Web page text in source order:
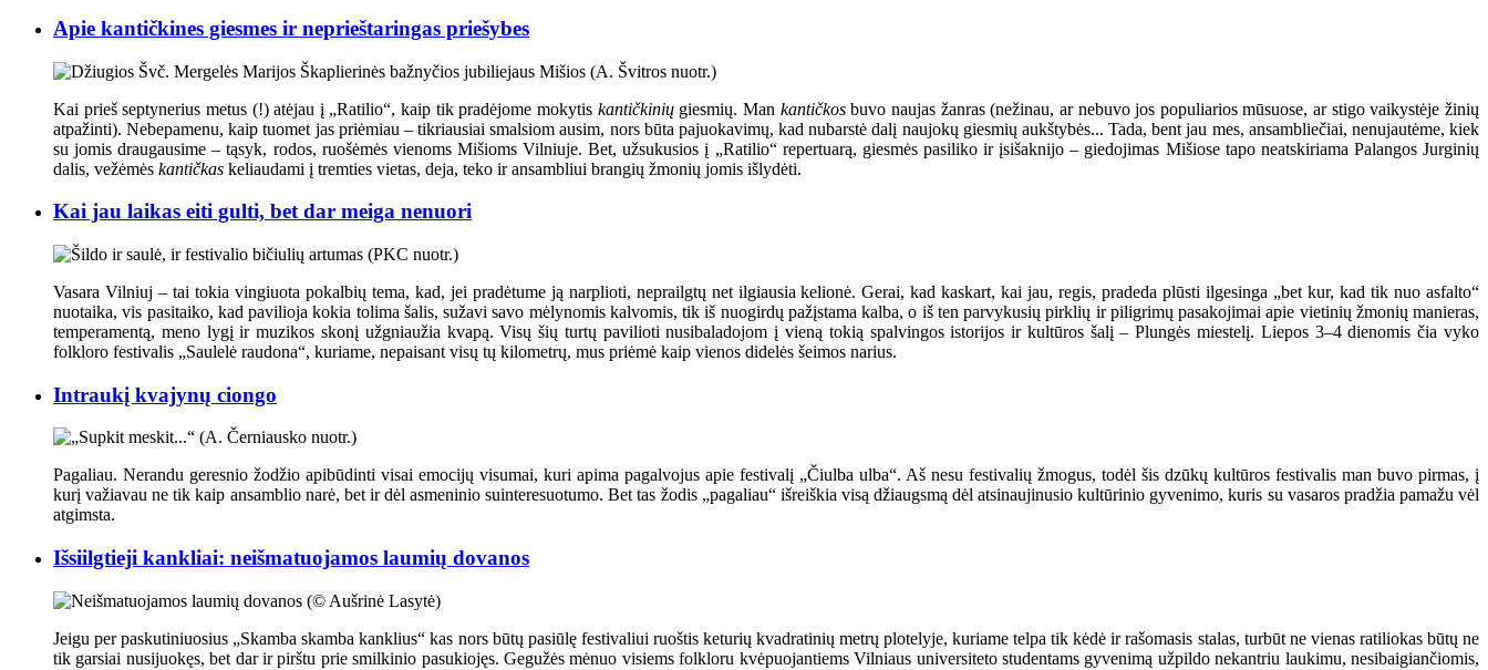
Apie kantičkines giesmes ir neprieštaringas priešybes
Kai prieš septynerius metus (!) atėjau į „Ratilio“, kaip tik pradėjome mokytis kantičkiniųgiesmių. Man kantičkosbuvo naujas žanras (nežinau, ar nebuvo jos populiarios mūsuose, ar stigo vaikystėje žinių
atpažinti). Nebepamenu, kaip tuomet jas priėmiau – tikriausiai smalsiom ausim, nors būta pajuokavimų, kad nubarstė dalį naujokų giesmių aukštybės... Tada, bent jau mes, ansambliečiai, nenujautėme, kiek
su jomis draugausime – tąsyk, rodos, ruošėmės vienoms Mišioms Vilniuje. Bet, užsukusios į „Ratilio“ repertuarą, giesmės pasiliko ir įsišaknijo – giedojimas Mišiose tapo neatskiriama Palangos Jurginių
dalis, vežėmės kantičkas keliaudami į tremties vietas, deja, teko ir ansambliui brangių žmonių jomis išlydėti.
Kai jau laikas eiti gulti, bet dar meiga nenuori
Vasara Vilniuj – tai tokia vingiuota pokalbių tema, kad, jei pradėtume ją narplioti, neprailgtų net ilgiausia kelionė. Gerai, kad kaskart, kai jau, regis, pradeda plūsti ilgesinga „bet kur, kad tik nuo asfalto“
nuotaika, vis pasitaiko, kad pavilioja kokia tolima šalis, sužavi savo mėlynomis kalvomis, tik iš nuogirdų pažįstama kalba, o iš ten parvykusių pirklių ir piligrimų pasakojimai apie vietinių žmonių manieras,
temperamentą, meno lygį ir muzikos skonį užgniaužia kvapą. Visų šių turtų pavilioti nusibaladojom į vieną tokią spalvingos istorijos ir kultūros šalį – Plungės miestelį. Liepos 3–4 dienomis čia vyko
folkloro festivalis „Saulelė raudona“, kuriame, nepaisant visų tų kilometrų, mus priėmė kaip vienos didelės šeimos narius.
Intraukį kvajynų ciongo
Pagaliau. Nerandu geresnio žodžio apibūdinti visai emocijų visumai, kuri apima pagalvojus apie festivalį „Čiulba ulba“. Aš nesu festivalių žmogus, todėl šis dzūkų kultūros festivalis man buvo pirmas, į
kurį važiavau ne tik kaip ansamblio narė, bet ir dėl asmeninio suinteresuotumo. Bet tas žodis „pagaliau“ išreiškia visą džiaugsmą dėl atsinaujinusio kultūrinio gyvenimo, kuris su vasaros pradžia pamažu vėl
atgimsta.
Išsiilgtieji kankliai: neišmatuojamos laumių dovanos
Jeigu per paskutiniuosius „Skamba skamba kanklius“ kas nors būtų pasiūlę festivaliui ruoštis keturių kvadratinių metrų plotelyje, kuriame telpa tik kėdė ir rašomasis stalas, turbūt ne vienas ratiliokas būtų ne
tik garsiai nusijuokęs, bet dar ir pirštu prie smilkinio pasukiojęs. Gegužės mėnuo visiems folkloru kvėpuojantiems Vilniaus universiteto studentams gyvenimą užpildo nekantriu laukimu, nesibaigiančiomis,